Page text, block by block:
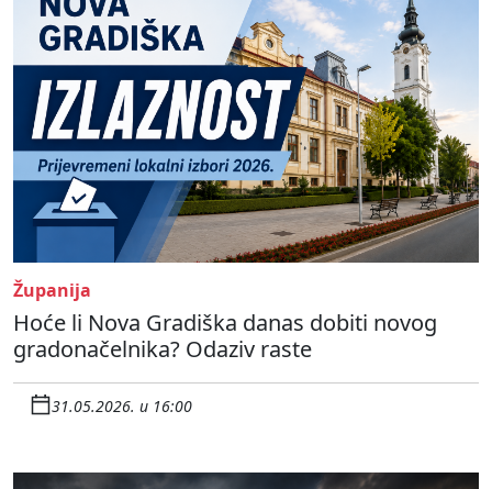
Županija
Hoće li Nova Gradiška danas dobiti novog
gradonačelnika? Odaziv raste
31.05.2026. u 16:00